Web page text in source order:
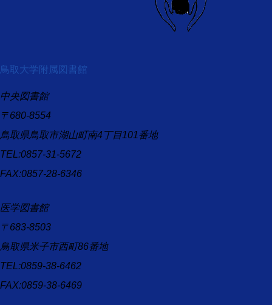
鳥取大学附属図書館
中央図書館
〒680-8554
鳥取県鳥取市湖山町南4丁目101番地
TEL:0857-31-5672
FAX:0857-28-6346
医学図書館
〒683-8503
鳥取県米子市西町86番地
TEL:0859-38-6462
FAX:0859-38-6469